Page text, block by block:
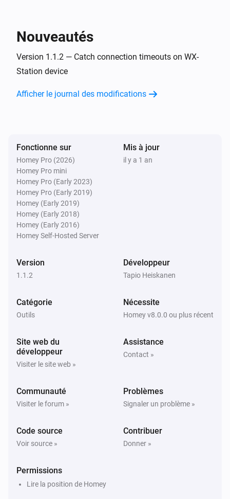
Set air pressure to
Weather Station
Weather Station
Set wind speed to Wind speed
Wind gust speed (optional) in
direction to Wind angle
Nouveautés
Version 1.1.2 — Catch connection timeouts on WX-
Station device
Afficher le journal des modifications
Fonctionne sur
Homey Pro (2026)
Homey Pro mini
Homey Pro (Early 2023)
Homey Pro (Early 2019)
Homey (Early 2019)
Homey (Early 2018)
Homey (Early 2016)
Homey Self-Hosted Server
Mis à jour
il y a 1 an
Version
1.1.2
Développeur
Tapio Heiskanen
Catégorie
Outils
Nécessite
Homey v8.0.0 ou plus récent
Site web du
développeur
Visiter le site web »
Assistance
Contact »
Communauté
Visiter le forum »
Problèmes
Signaler un problème »
Code source
Voir source »
Contribuer
Donner »
Permissions
Lire la position de Homey